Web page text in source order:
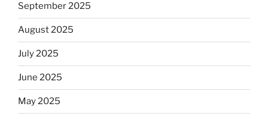
September 2025
August 2025
July 2025
June 2025
May 2025